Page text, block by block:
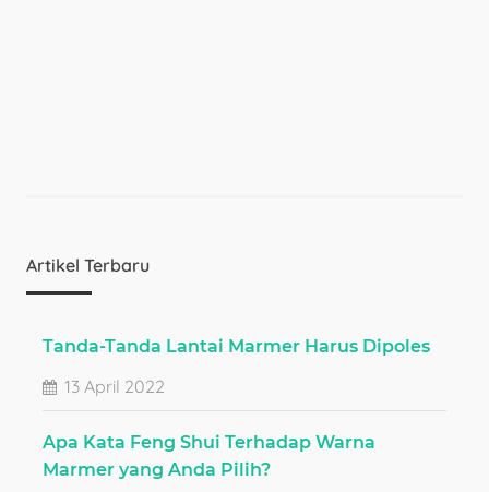
Artikel Terbaru
Tanda-Tanda Lantai Marmer Harus Dipoles
13 April 2022
Apa Kata Feng Shui Terhadap Warna
Marmer yang Anda Pilih?